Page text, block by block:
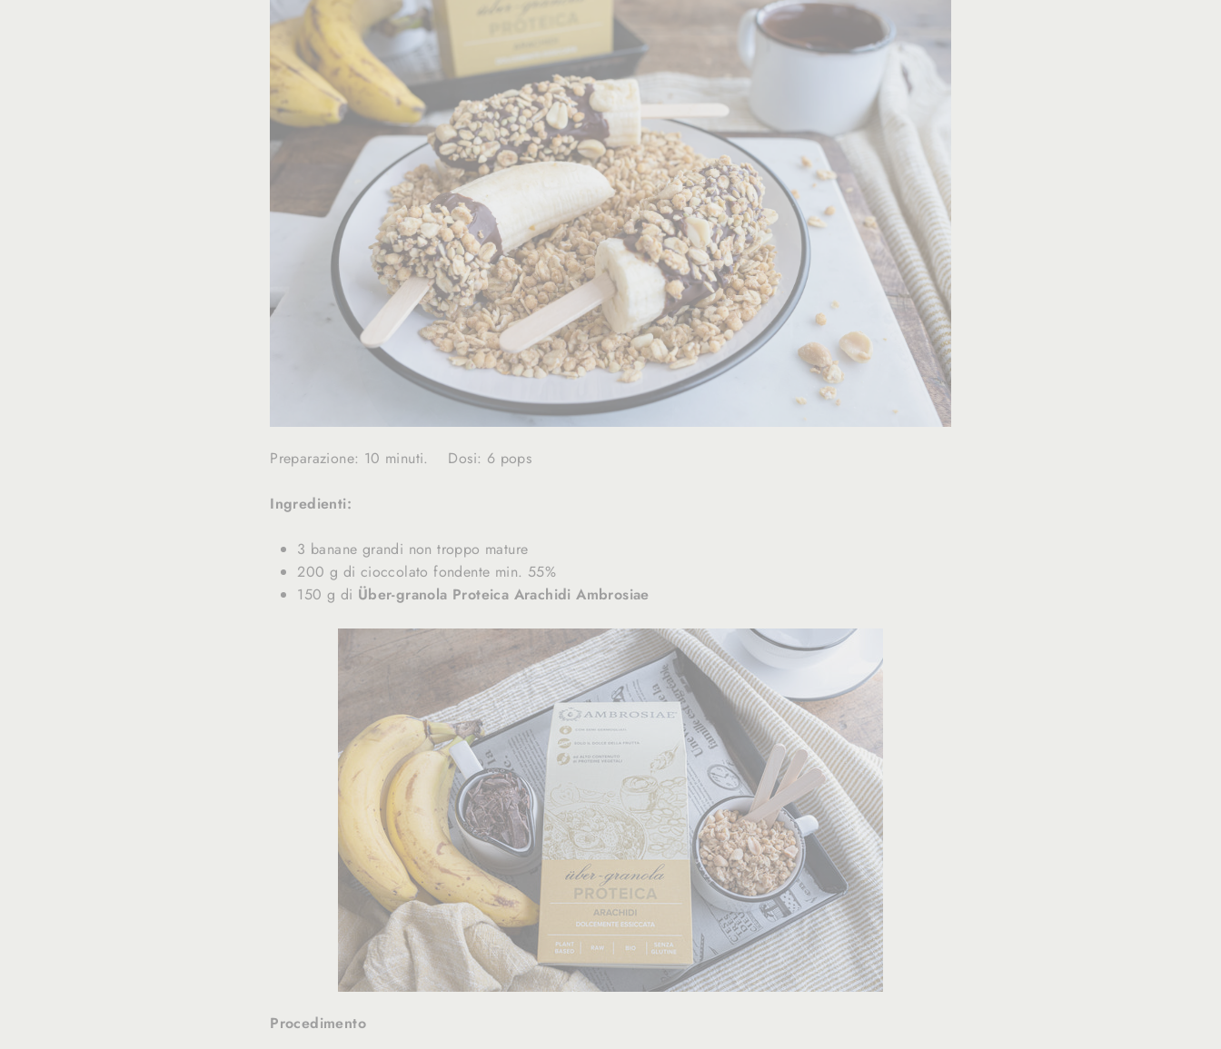
Preparazione: 10 minuti. Dosi: 6 pops
Ingredienti:
3 banane grandi non troppo mature
200 g di cioccolato fondente min. 55%
150 g di Über-granola Proteica Arachidi Ambrosiae
Procedimento